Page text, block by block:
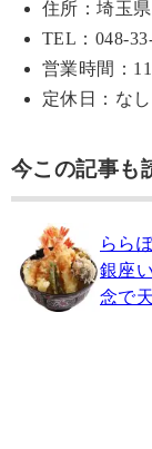
住所：埼玉
TEL：048-
営業時間：
定休日：なし
今この記事も
らら
銀座
念で